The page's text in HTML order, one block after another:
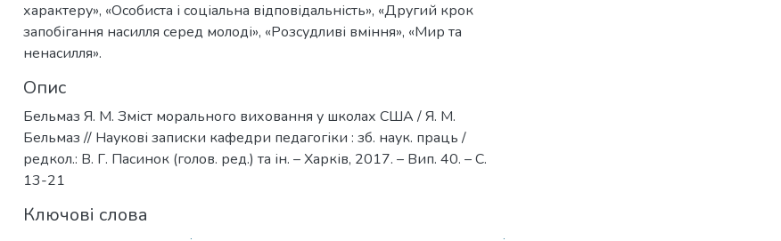
характеру», «Особиста і соціальна відповідальність», «Другий крок
запобігання насилля серед молоді», «Розсудливі вміння», «Мир та
ненасилля».
Опис
Бельмаз Я. М. Зміст морального виховання у школах США / Я. М.
Бельмаз // Наукові записки кафедри педагогіки : зб. наук. праць /
редкол.: В. Г. Пасинок (голов. ред.) та ін. – Харків, 2017. – Вип. 40. – С.
13-21
Ключові слова